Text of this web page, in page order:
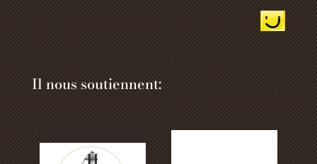
Il nous soutiennent: